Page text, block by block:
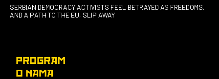
SERBIAN DEMOCRACY ACTIVISTS FEEL BETRAYED AS FREEDOMS,
AND A PATH TO THE EU, SLIP AWAY
PROGRAM
O NAMA